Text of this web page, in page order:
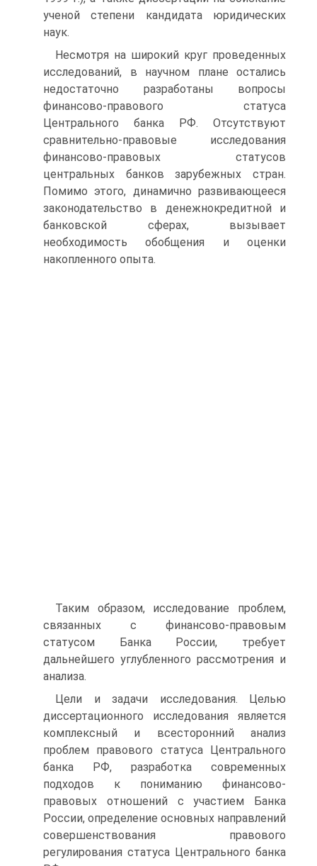
ученой степени кандидата юридических
наук.
Несмотря на широкий круг проведенных
исследований, в научном плане остались
недостаточно разработаны вопросы
финансово-правового статуса
Центрального банка РФ. Отсутствуют
сравнительно-правовые исследования
финансово-правовых статусов
центральных банков зарубежных стран.
Помимо этого, динамично развивающееся
законодательство в денежнокредитной и
банковской сферах, вызывает
необходимость обобщения и оценки
накопленного опыта.
Таким образом, исследование проблем,
связанных с финансово-правовым
статусом Банка России, требует
дальнейшего углубленного рассмотрения и
анализа.
Цели и задачи исследования. Целью
диссертационного исследования является
комплексный и всесторонний анализ
проблем правового статуса Центрального
банка РФ, разработка современных
подходов к пониманию финансово-
правовых отношений с участием Банка
России, определение основных направлений
совершенствования правового
регулирования статуса Центрального банка